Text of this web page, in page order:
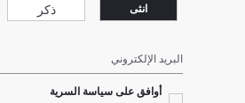
انثى ذكر
البريد الإلكتروني
أوافق على سياسة السرية